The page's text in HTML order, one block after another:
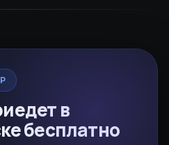
— вы всегда в курсе.
в
бесплатно